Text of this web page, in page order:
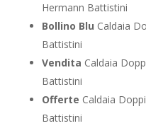
Hermann Battistini
Bollino Blu Caldaia
Battistini
Vendita Caldaia
Battistini
Offerte Caldaia
Battistini